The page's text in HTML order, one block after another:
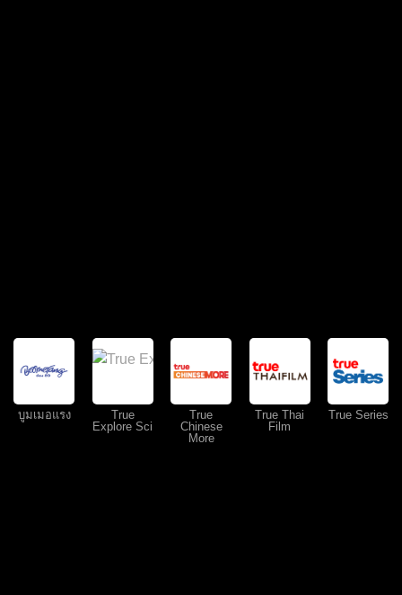
บูมเมอแรง
True
Explore Sci
True
Chinese
More
True Thai
Film
True Series